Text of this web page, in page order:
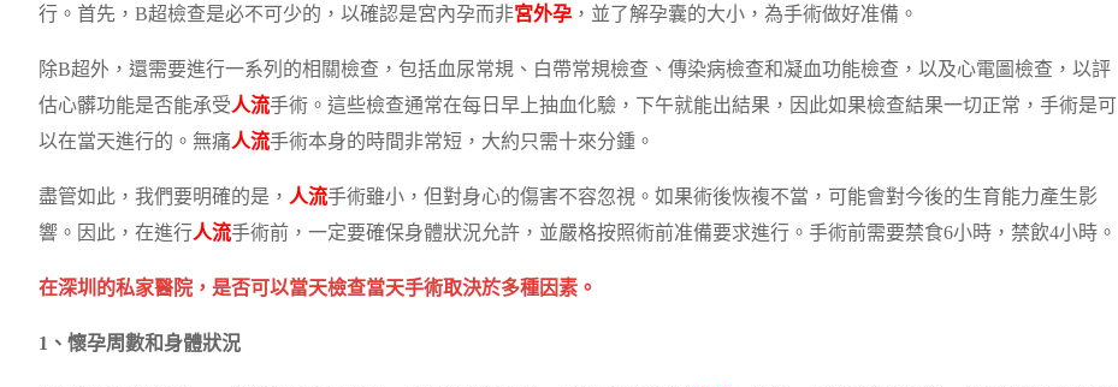
行。首先，B超檢查是必不可少的，以確認是宮內孕而非宮外孕 ，並了解孕囊的大小，為手術做好准備。
除B超外，還需要進行一系列的相關檢查，包括血尿常規、白帶常規檢查、傳染病檢查和凝血功能檢查，以及心電圖檢查，以評
估心髒功能是否能承受人流手術。這些檢查通常在每日早上抽血化驗，下午就能出結果，因此如果檢查結果一切正常，手術是可
以在當天進行的。無痛人流手術本身的時間非常短，大約只需十來分鍾。
盡管如此，我們要明確的是， 人流手術雖小，但對身心的傷害不容忽視。如果術後恢複不當，可能會對今後的生育能力產生影
響。因此，在進行人流手術前，一定要確保身體狀況允許，並嚴格按照術前准備要求進行。手術前需要禁食6小時，禁飲4小時。
在深圳的私家醫院，是否可以當天檢查當天手術取決於多種因素。
1、懷孕周數和身體狀況